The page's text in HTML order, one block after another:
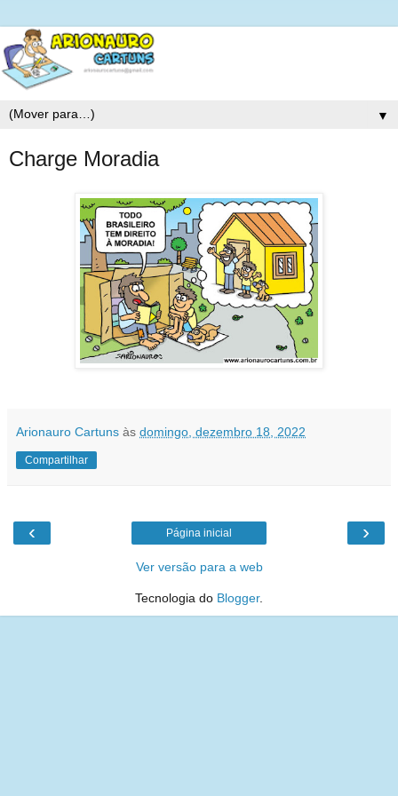
▼
Charge Moradia
Arionauro Cartuns às domingo, dezembro 18, 2022
Compartilhar
‹ ›
Página inicial
Ver versão para a web
Tecnologia do Blogger.